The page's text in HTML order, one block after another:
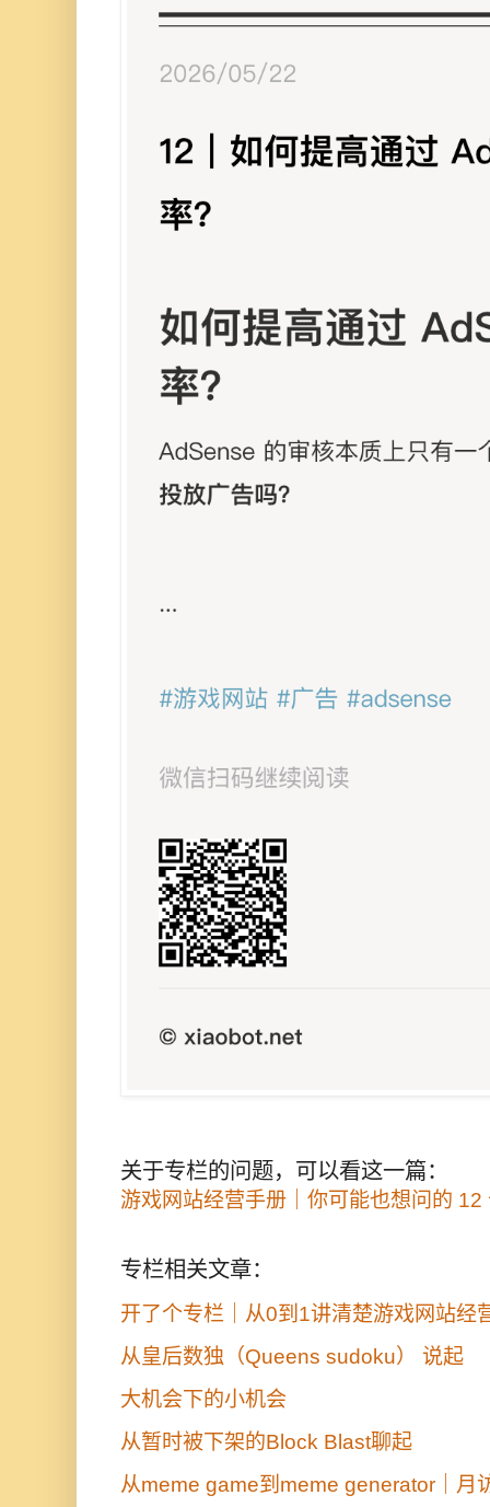
关于专栏的问题，可以看这一篇：
游戏网站经营手册｜你可能也想问的 12
专栏相关文章：
开了个专栏｜从0到1讲清楚游戏网站经
从皇后数独（Queens sudoku） 说起
大机会下的小机会
从暂时被下架的Block Blast聊起
从meme game到meme generator｜月